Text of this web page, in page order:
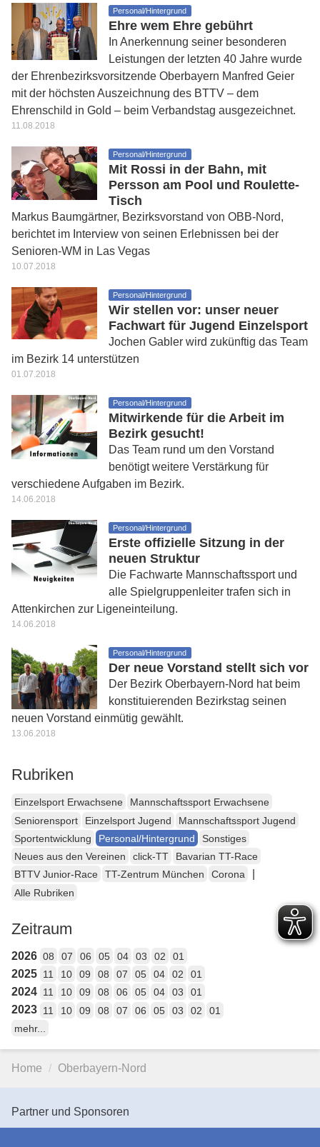
Personal/Hintergrund
Ehre wem Ehre gebührt
In Anerkennung seiner besonderen
Leistungen der letzten 40 Jahre wurde
der Ehrenbezirksvorsitzende Oberbayern Manfred Geier
mit der höchsten Auszeichnung des BTTV – dem
Ehrenschild in Gold – beim Verbandstag ausgezeichnet.
11.08.2018
Personal/Hintergrund
Mit Rossi in der Bahn, mit
Persson am Pool und Roulette-
Tisch
Markus Baumgärtner, Bezirksvorstand von OBB-Nord,
berichtet im Interview von seinen Erlebnissen bei der
Senioren-WM in Las Vegas
10.07.2018
Personal/Hintergrund
Wir stellen vor: unser neuer
Fachwart für Jugend Einzelsport
Jochen Gabler wird zukünftig das Team
im Bezirk 14 unterstützen
01.07.2018
Personal/Hintergrund
Mitwirkende für die Arbeit im
Bezirk gesucht!
Das Team rund um den Vorstand
benötigt weitere Verstärkung für
verschiedene Aufgaben im Bezirk.
14.06.2018
Personal/Hintergrund
Erste offizielle Sitzung in der
neuen Struktur
Die Fachwarte Mannschaftssport und
alle Spielgruppenleiter trafen sich in
Attenkirchen zur Ligeneinteilung.
14.06.2018
Personal/Hintergrund
Der neue Vorstand stellt sich vor
Der Bezirk Oberbayern-Nord hat beim
konstituierenden Bezirkstag seinen
neuen Vorstand einmütig gewählt.
13.06.2018
Rubriken
Einzelsport Erwachsene
Mannschaftssport Erwachsene
Seniorensport
Einzelsport Jugend
Mannschaftssport Jugend
Sportentwicklung
Personal/Hintergrund
Sonstiges
Neues aus den Vereinen
click-TT
Bavarian TT-Race
BTTV Junior-Race
TT-Zentrum München Corona
Alle Rubriken
Zeitraum
2026 08 07 06 05 04 03 02 01
2025 11 10 09 08 07 05 04 02 01
2024 11 10 09 08 06 05 04 03 01
2023 11 10 09 08 07 06 05 03 02
01
mehr...
Home Oberbayern-Nord
Partner und Sponsoren